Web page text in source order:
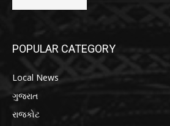
POPULAR CATEGORY
Local News
ગુજરાત
રાજકોટ